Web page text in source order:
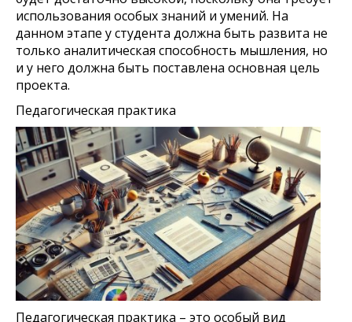
использования особых знаний и умений. На
данном этапе у студента должна быть развита не
только аналитическая способность мышления, но
и у него должна быть поставлена основная цель
проекта.
Педагогическая практика
Педагогическая практика – это особый вид